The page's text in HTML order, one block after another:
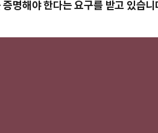
명해야 한다는 요구를 받고 있습